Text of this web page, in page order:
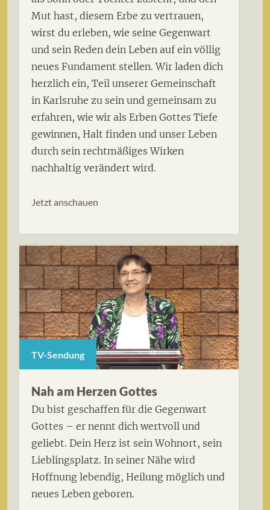
Mut hast, diesem Erbe zu vertrauen,
wirst du erleben, wie seine Gegenwart
und sein Reden dein Leben auf ein völlig
neues Fundament stellen. Wir laden dich
herzlich ein, Teil unserer Gemeinschaft
in Karlsruhe zu sein und gemeinsam zu
erfahren, wie wir als Erben Gottes Tiefe
gewinnen, Halt finden und unser Leben
durch sein rechtmäßiges Wirken
nachhaltig verändert wird.
Jetzt anschauen
TV-Sendung
Nah am Herzen Gottes
Du bist geschaffen für die Gegenwart
Gottes – er nennt dich wertvoll und
geliebt. Dein Herz ist sein Wohnort, sein
Lieblingsplatz. In seiner Nähe wird
Hoffnung lebendig, Heilung möglich und
neues Leben geboren.